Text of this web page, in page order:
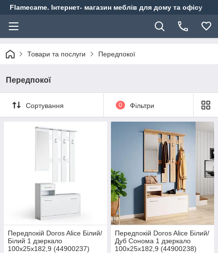
Flamecame. Інтернет- магазин меблів для дому та офісу
Товари та послуги Передпокої
Передпокої
Сортування 0 Фільтри
Передпокій Doros Alice Білий/
Білий 1 дзеркало
100х25х182,9 (44900237)
Передпокій Doros Alice Білий/
Дуб Cонома 1 дзеркало
100х25х182,9 (44900238)